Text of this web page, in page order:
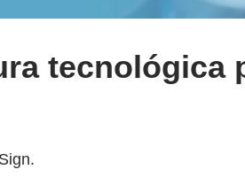
tecnológica